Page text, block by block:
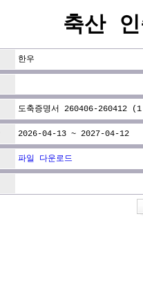
축산
한우
도축증명서 260406-260412
2026-04-13 ~ 2027-04-12
파일 다운로드